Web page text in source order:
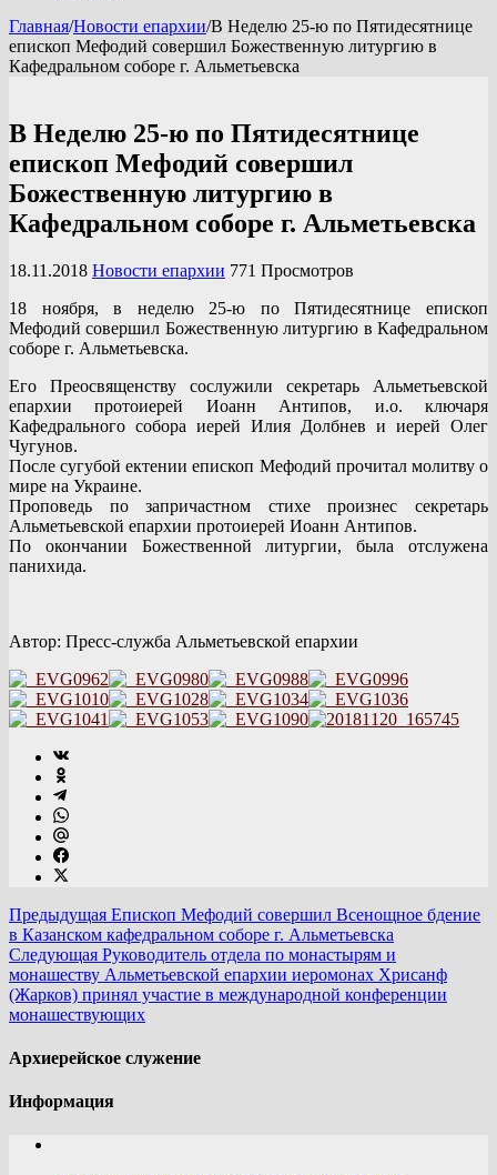
Главная/Новости епархии/В Неделю 25-ю по Пятидесятнице
епископ Мефодий совершил Божественную литургию в
Кафедральном соборе г. Альметьевска
В Неделю 25-ю по Пятидесятнице
епископ Мефодий совершил
Божественную литургию в
Кафедральном соборе г. Альметьевска
18.11.2018 Новости епархии 771 Просмотров
18 ноября, в неделю 25-ю по Пятидесятнице епископ
Мефодий совершил Божественную литургию в Кафедральном
соборе г. Альметьевска.
Его Преосвященству сослужили секретарь Альметьевской
епархии протоиерей Иоанн Антипов, и.о. ключаря
Кафедрального собора иерей Илия Долбнев и иерей Олег
Чугунов.
После сугубой ектении епископ Мефодий прочитал молитву о
мире на Украине.
Проповедь по запричастном стихе произнес секретарь
Альметьевской епархии протоиерей Иоанн Антипов.
По окончании Божественной литургии, была отслужена
панихида.
Автор: Пресс-служба Альметьевской епархии
Предыдущая Епископ Мефодий совершил Всенощное бдение
в Казанском кафедральном соборе г. Альметьевска
Следующая Руководитель отдела по монастырям и
монашеству Альметьевской епархии иеромонах Хрисанф
(Жарков) принял участие в международной конференции
монашествующих
Архиерейское служение
Информация